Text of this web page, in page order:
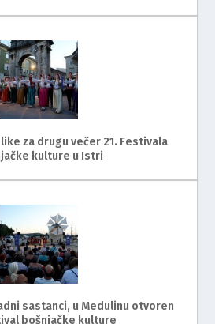
za drugu večer 21. Festivala
kulture u Istri
sastanci, u Medulinu otvoren
bošnjačke kulture